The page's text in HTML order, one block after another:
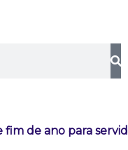
fim de ano para